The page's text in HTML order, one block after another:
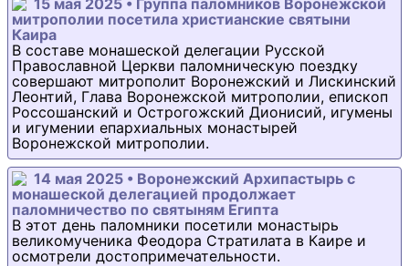
15 мая 2025 • Группа паломников Воронежской
митрополии посетила христианские святыни
Каира
В составе монашеской делегации Русской
Православной Церкви паломническую поездку
совершают митрополит Воронежский и Лискинский
Леонтий, Глава Воронежской митрополии, епископ
Россошанский и Острогожский Дионисий, игумены
и игумении епархиальных монастырей
Воронежской митрополии.
14 мая 2025 • Воронежский Архипастырь с
монашеской делегацией продолжает
паломничество по святыням Египта
В этот день паломники посетили монастырь
великомученика Феодора Стратилата в Каире и
осмотрели достопримечательности.